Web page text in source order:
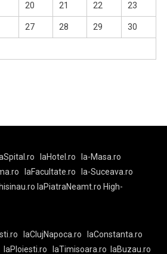
20 21 22 23
27 28 29 30
laHotel.ro
la-Masa.ro
laFacultate.ro
la-Suceava.ro
laPiatraNeamt.ro High-
laClujNapoca.ro
laConstanta.ro
laPloiesti.ro laTimisoara.ro laBuzau.ro